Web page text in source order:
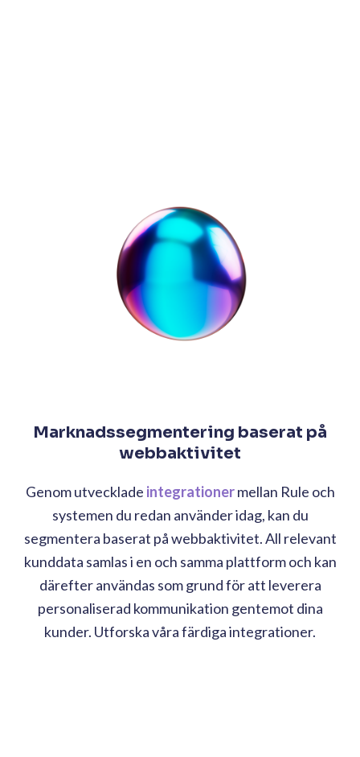
Marknadssegmentering baserat på
webbaktivitet
Genom utvecklade integrationermellan Rule och
systemen du redan använder idag, kan du
segmentera baserat på webbaktivitet. All relevant
kunddata samlas i en och samma plattform och kan
därefter användas som grund för att leverera
personaliserad kommunikation gentemot dina
kunder. Utforska våra färdigaintegrationer.